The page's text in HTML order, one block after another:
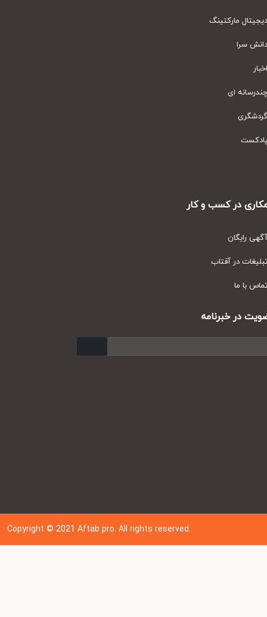
مارکتینگ
سرا
ای
در کسب و کار
رایگان
در آفتاب
با ما
در خبرنامه
Copyright © 202 1Aftab pro. All rights reserved.